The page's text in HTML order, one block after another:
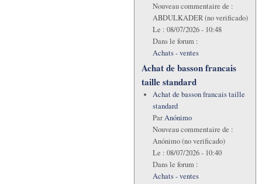
Nouveau commentaire de :
ABDULKADER (no verificado)
Le : 08/07/2026 - 10:48
Dans le forum :
Achats - ventes
Achat de basson francais
taille standard
Achat de basson francais taille
standard
ParAnónimo
Nouveau commentaire de :
Anónimo (no verificado)
Le : 08/07/2026 - 10:40
Dans le forum :
Achats - ventes